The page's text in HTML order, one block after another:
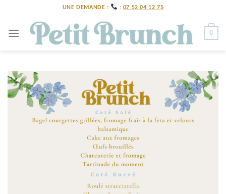
content
UNE DEMANDE : : 07 52 04 12 75
0